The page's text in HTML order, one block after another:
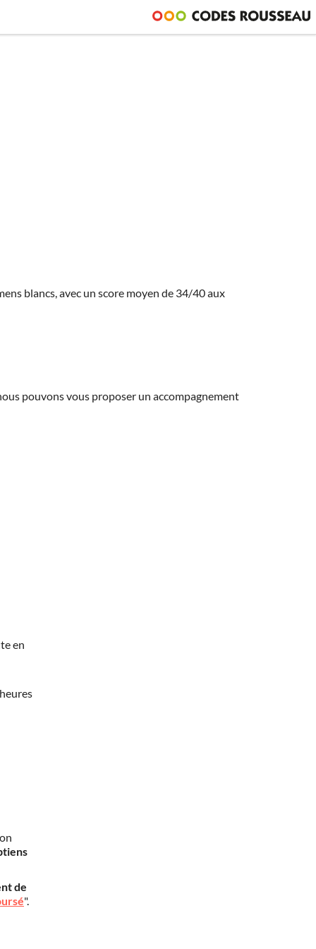
blancs, avec un score moyen de 34/40 aux
pouvons vous proposer un accompagnement
en
de
".